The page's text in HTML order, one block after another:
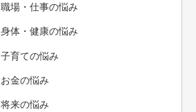
職場・仕事の悩み
身体・健康の悩み
子育ての悩み
お金の悩み
将来の悩み